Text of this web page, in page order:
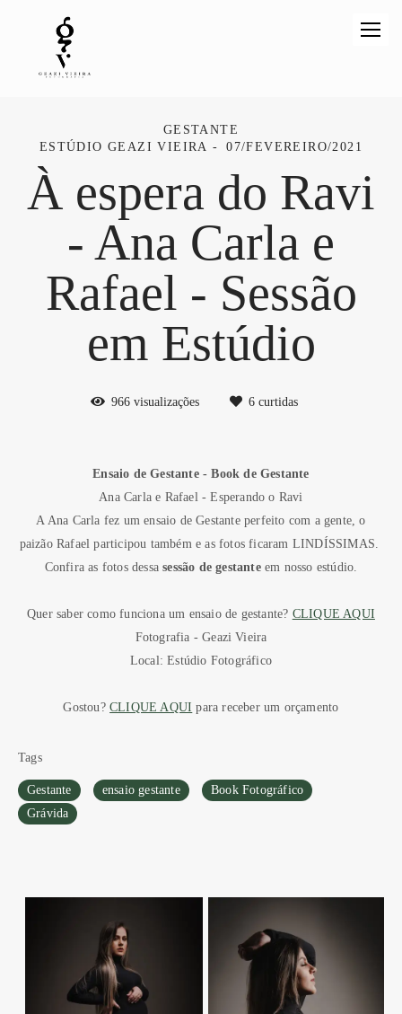
GESTANTE
ESTÚDIO GEAZI VIEIRA
07/FEVEREIRO/2021
À espera do Ravi
- Ana Carla e
Rafael - Sessão
em Estúdio
966 visualizações 6 curtidas
Ensaio de Gestante - Book de Gestante
Ana Carla e Rafael - Esperando o Ravi
A Ana Carla fez um ensaio de Gestante perfeito com a gente, o
paizão Rafael participou também e as fotos ficaram LINDÍSSIMAS.
Confira as fotos dessasessão de gestanteem nosso estúdio.
Quer saber como funciona um ensaio de gestante? CLIQUE AQUI
Fotografia - Geazi Vieira
Local: Estúdio Fotográfico
Gostou?CLIQUE AQUI para receber um orçamento
Tags
Gestante ensaio gestante
Book Fotográfico
Grávida